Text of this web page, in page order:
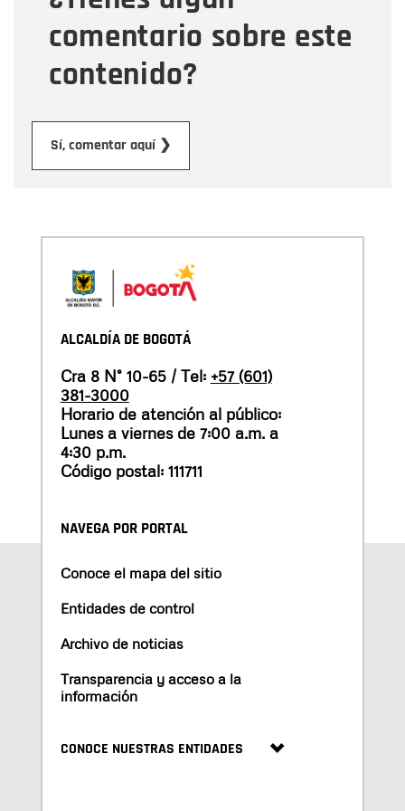
comentario sobre este
contenido?
Sí, comentar aquí ❯
ALCALDÍA DE BOGOTÁ
Cra 8 N° 10-65 / Tel: +57 (601)
381-3000
Horario de atención al público:
Lunes a viernes de 7:00 a.m. a
4:30 p.m.
Código postal: 111711
NAVEGA POR PORTAL
Conoce el mapa del sitio
Entidades de control
Archivo de noticias
Transparencia y acceso a la
información
CONOCE NUESTRAS ENTIDADES